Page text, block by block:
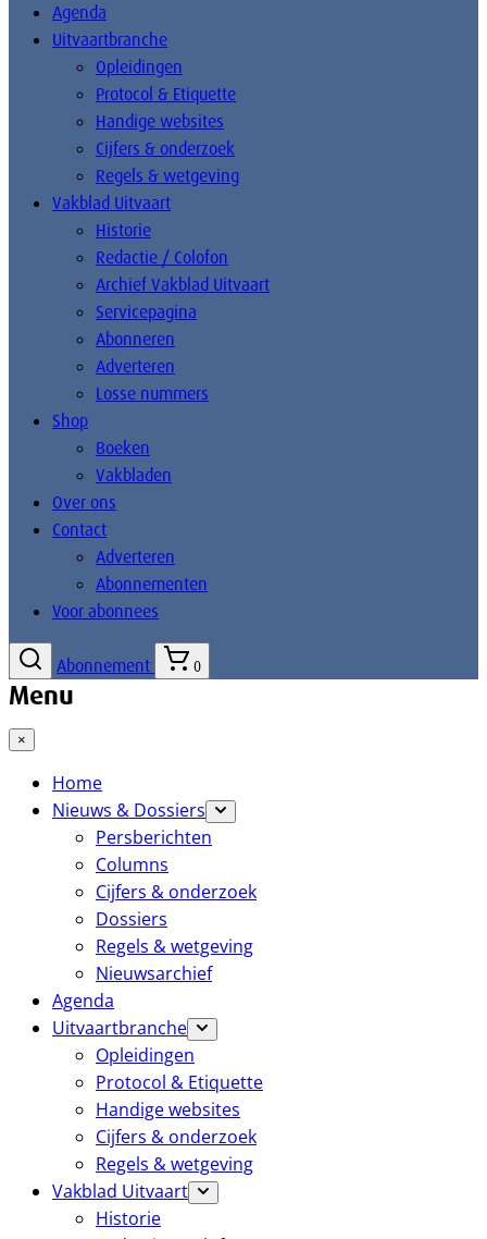
Agenda
Uitvaartbranche
Opleidingen
Protocol & Etiquette
Handige websites
Cijfers & onderzoek
Regels & wetgeving
Vakblad Uitvaart
Historie
Redactie / Colofon
Archief Vakblad Uitvaart
Servicepagina
Abonneren
Adverteren
Losse nummers
Shop
Boeken
Vakbladen
Over ons
Contact
Adverteren
Abonnementen
Voor abonnees
Abonnement 0
Menu
×
Home
Nieuws & Dossiers
Persberichten
Columns
Cijfers & onderzoek
Dossiers
Regels & wetgeving
Nieuwsarchief
Agenda
Uitvaartbranche
Opleidingen
Protocol & Etiquette
Handige websites
Cijfers & onderzoek
Regels & wetgeving
Vakblad Uitvaart
Historie